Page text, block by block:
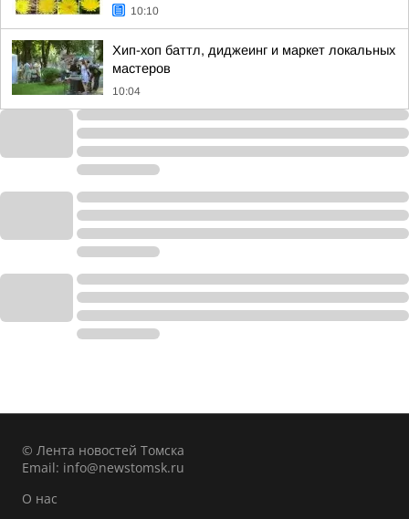
10:10
Хип-хоп баттл, диджеинг и маркет локальных
мастеров
10:04
© Лента новостей Томска
Email: info@newstomsk.ru
О нас